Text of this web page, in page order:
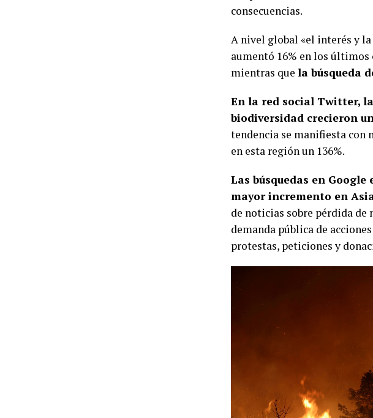
consecuencias.
A nivel global «el interés y
aumentó 16% en los
mientras que la búsqueda
En la red social Twitter,
biodiversidad crecieron
tendencia se manifiesta con
en esta región un 136%.
Las búsquedas en
mayor incremento en
de noticias sobre pérdida de
demanda pública de
protestas, peticiones y